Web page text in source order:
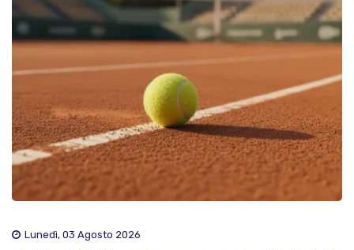
Lunedì, 03 Agosto 2026